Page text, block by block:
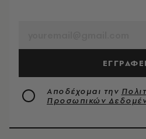
Αποδέχομαι την
Προσωπικών